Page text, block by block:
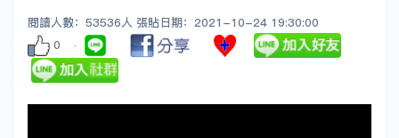
閱讀人數：53536人 張貼日期：2021-10-24 19:30:00
0